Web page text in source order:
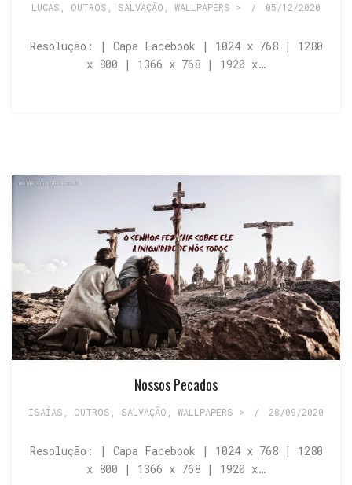
LUCAS OUTROS SALVAÇÃO WALLPAPERS > / 05/12/2020
Resolução: | Capa Facebook | 1024 x 768 | 1280
x 800 | 1366 x 768 | 1920 x…
Nossos Pecados
ISAÍAS OUTROS SALVAÇÃO WALLPAPERS > / 28/09/2020
Resolução: | Capa Facebook | 1024 x 768 | 1280
x 800 | 1366 x 768 | 1920 x…